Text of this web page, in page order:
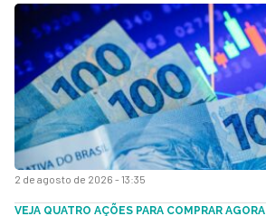
2 de agosto de 2026 - 13:35
VEJA QUATRO AÇÕES PARA COMPRAR AGORA